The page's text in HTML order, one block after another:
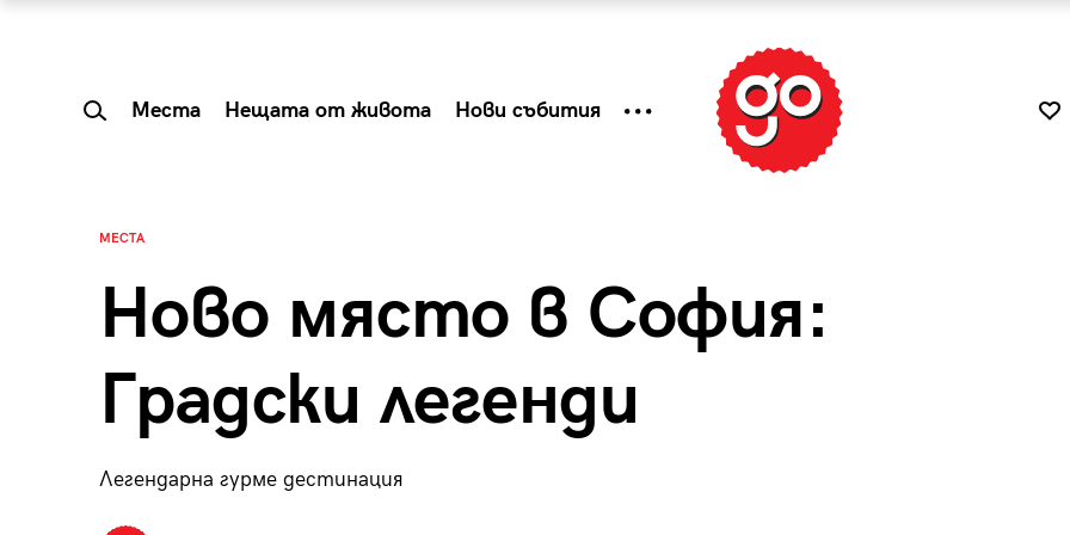
Места Нещата от живота Нови събития
МЕСТА
Ново място в София:
Градски легенди
Легендарна гурме дестинацияSummer Prelude: как